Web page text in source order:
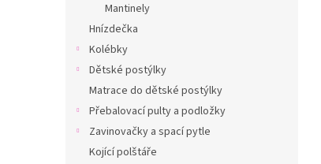
Mantinely
Hnízdečka
Kolébky
Dětské postýlky
Matrace do dětské postýlky
Přebalovací pulty a podložky
Zavinovačky a spací pytle
Kojící polštáře